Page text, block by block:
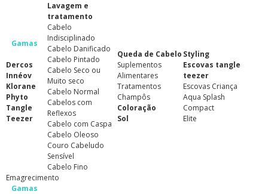
Gamas
Dercos
Innéov
Klorane
Phyto
Tangle
Teezer
Lavagem e
tratamento
Cabelo
Indisciplinado
Cabelo Danificado
Cabelo Pintado
Cabelo Seco ou
Muito seco
Cabelo Normal
Cabelos com
Reflexos
Cabelo com Caspa
Cabelo Oleoso
Couro Cabeludo
Sensível
Cabelo Fino
Queda de Cabelo
Suplementos
Alimentares
Tratamentos
Champôs
Coloração
Sol
Styling
Escovas tangle
teezer
Escovas Criança
Aqua Splash
Compact
Elite
Emagrecimento
Gamas